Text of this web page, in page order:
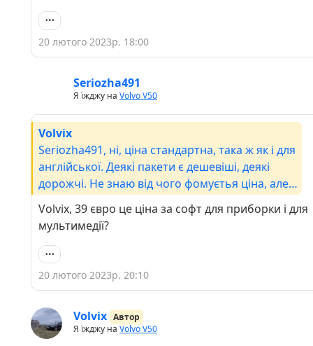
20 лютого 2023р. 18:00
Seriozha491
Я їжджу на Volvo V50
Volvix
Seriozha491, ні, ціна стандартна, така ж як і для
англійської. Деякі пакети є дешевіші, деякі
дорожчі. Не знаю від чого фомуєтья ціна, але
румунська наприклад 160 євро коштує. По
недоствовірності - по основним написав на
інформаційному табло - все ок. Хіба помітив
що нема підтримки нашої "є", тобто замість
"немає нових повідомлень" буде "немае нових
повідомлень". Вангую що ї теж не підтримана,
мови)
Volvix, 39 євро це ціна за софт для приборки і для
мультимедії?
20 лютого 2023р. 20:10
Volvix Автор
Я їжджу на Volvo V50